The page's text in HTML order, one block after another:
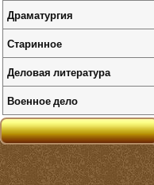
Драматургия
Старинное
Деловая литература
Военное дело